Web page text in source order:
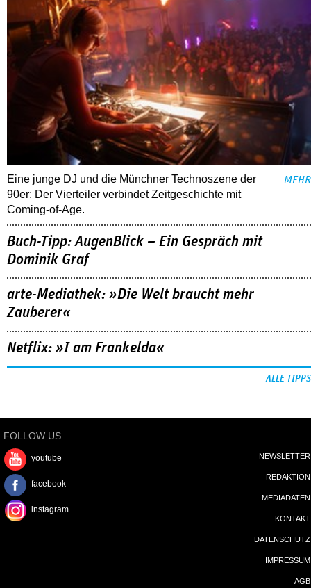
Eine junge DJ und die Münchner Technoszene der
90er: Der Vierteiler verbindet Zeitgeschichte mit
Coming-of-Age.
MEHR
Buch-Tipp: AugenBlick – Ein Gespräch mit
Dominik Graf
arte-Mediathek: »Die Welt braucht mehr
Zauberer«
Netflix: »I am Frankelda«
ALLE TIPPS
FOLLOW US
youtube
facebook
instagram
NEWSLETTER
REDAKTION
MEDIADATEN
KONTAKT
DATENSCHUTZ
IMPRESSUM
AGB